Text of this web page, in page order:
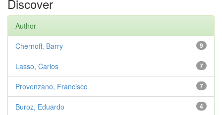
Discover
Author
9
Chernoff, Barry
7
Lasso, Carlos
7
Provenzano, Francisco
4
Buroz, Eduardo